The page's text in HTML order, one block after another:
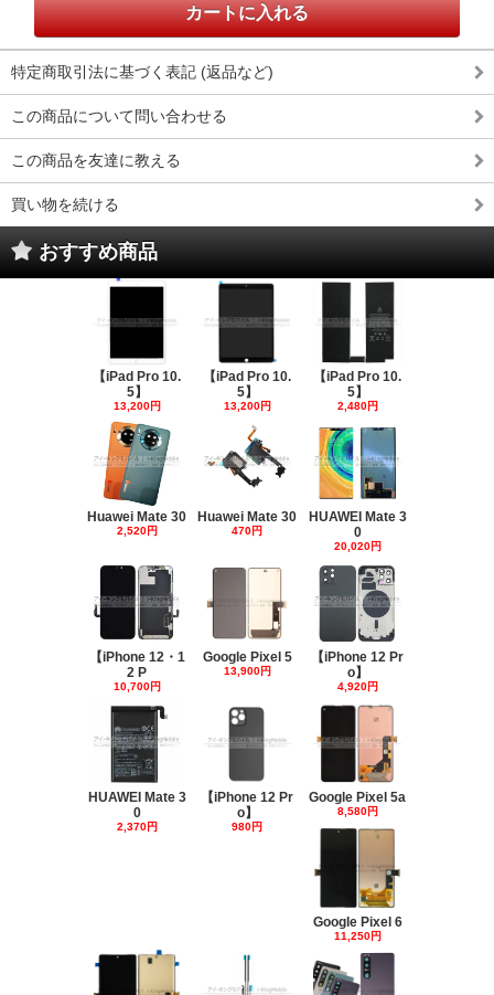
特定商取引法に基づく表記 (返品など)
この商品について問い合わせる
この商品を友達に教える
買い物を続ける
おすすめ商品
【iPad Pro 10.
5】
13,200円
【iPad Pro 10.
5】
13,200円
【iPad Pro 10.
5】
2,480円
Huawei Mate 30
2,520円
Huawei Mate 30
470円
HUAWEI Mate 3
0
20,020円
【iPhone 12・1
2 P
10,700円
Google Pixel 5
13,900円
【iPhone 12 Pr
o】
4,920円
HUAWEI Mate 3
0
2,370円
【iPhone 12 Pr
o】
980円
Google Pixel 5a
8,580円
Google Pixel 6
11,250円